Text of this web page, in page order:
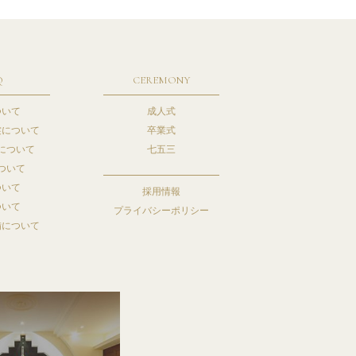
て
ついて
ついて
いて
て
て
ついて
CEREMONY
成人式
卒業式
七五三
採用情報
プライバシーポリシー